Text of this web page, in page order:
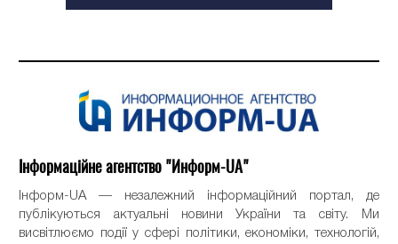
Інформаційне агентство "Информ-UA"
Інформ-UA — незалежний інформаційний портал, де
публікуються актуальні новини України та світу. Ми
висвітлюємо події у сфері політики, економіки, технологій,